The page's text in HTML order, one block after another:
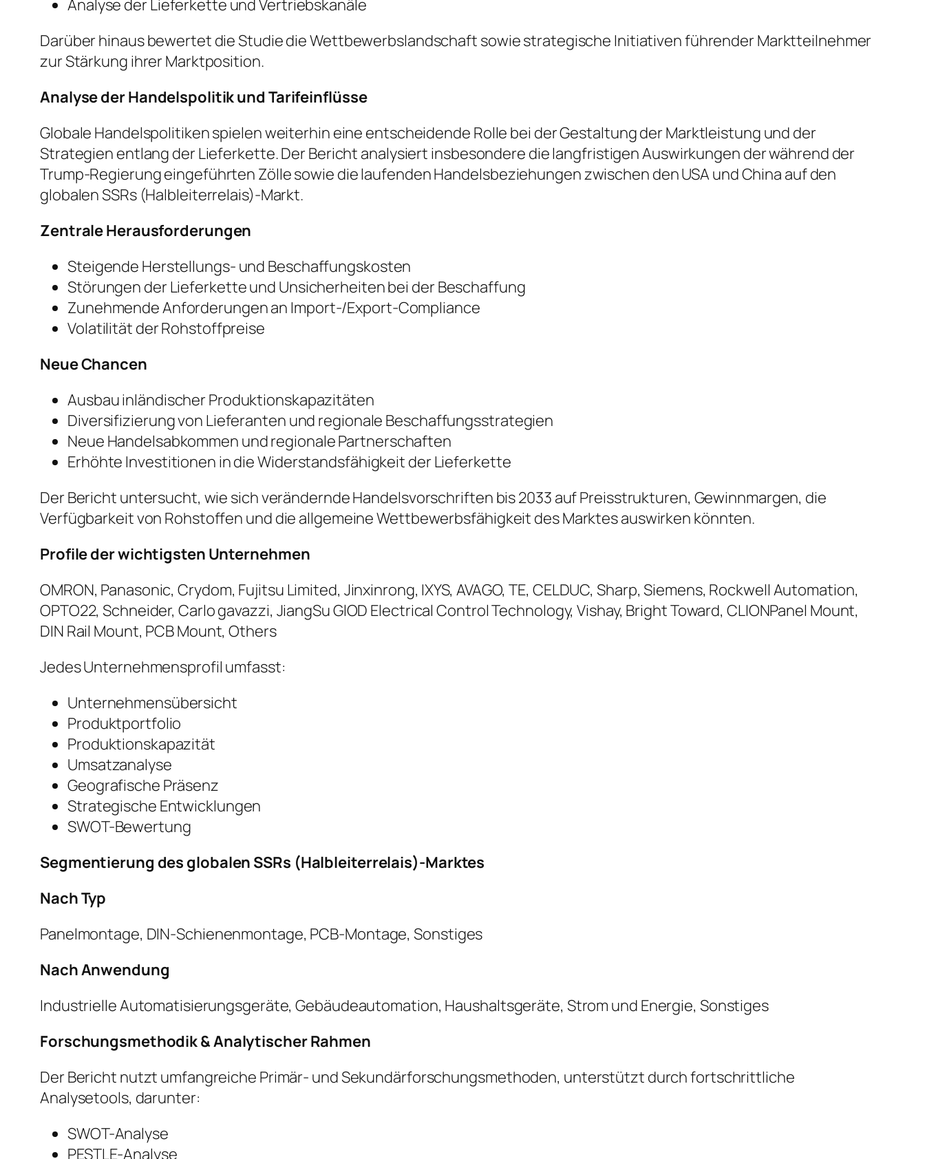
Analyse der Lieferkette und Vertriebskanäle
Darüber hinaus bewertet die Studie die Wettbewerbslandschaft sowie strategische Initiativen führender Marktteilnehmer
zur Stärkung ihrer Marktposition.
Analyse der Handelspolitik und Tarifeinflüsse
Globale Handelspolitiken spielen weiterhin eine entscheidende Rolle bei der Gestaltung der Marktleistung und der
Strategien entlang der Lieferkette. Der Bericht analysiert insbesondere die langfristigen Auswirkungen der während der
Trump-Regierung eingeführten Zölle sowie die laufenden Handelsbeziehungen zwischen den USA und China auf den
globalen SSRs (Halbleiterrelais)-Markt.
Zentrale Herausforderungen
Steigende Herstellungs- und Beschaffungskosten
Störungen der Lieferkette und Unsicherheiten bei der Beschaffung
Zunehmende Anforderungen an Import-/Export-Compliance
Volatilität der Rohstoffpreise
Neue Chancen
Ausbau inländischer Produktionskapazitäten
Diversifizierung von Lieferanten und regionale Beschaffungsstrategien
Neue Handelsabkommen und regionale Partnerschaften
Erhöhte Investitionen in die Widerstandsfähigkeit der Lieferkette
Der Bericht untersucht, wie sich verändernde Handelsvorschriften bis 2033 auf Preisstrukturen, Gewinnmargen, die
Verfügbarkeit von Rohstoffen und die allgemeine Wettbewerbsfähigkeit des Marktes auswirken könnten.
Profile der wichtigsten Unternehmen
OMRON, Panasonic, Crydom, Fujitsu Limited, Jinxinrong, IXYS, AVAGO, TE, CELDUC, Sharp, Siemens, Rockwell Automation,
OPTO22, Schneider, Carlo gavazzi, JiangSu GlOD Electrical Control Technology, Vishay, Bright Toward, CLIONPanel Mount,
DIN Rail Mount, PCB Mount, Others
Jedes Unternehmensprofil umfasst:
Unternehmensübersicht
Produktportfolio
Produktionskapazität
Umsatzanalyse
Geografische Präsenz
Strategische Entwicklungen
SWOT-Bewertung
Segmentierung des globalen SSRs (Halbleiterrelais)-Marktes
Nach Typ
Panelmontage, DIN-Schienenmontage, PCB-Montage, Sonstiges
Nach Anwendung
Industrielle Automatisierungsgeräte, Gebäudeautomation, Haushaltsgeräte, Strom und Energie, Sonstiges
Forschungsmethodik & Analytischer Rahmen
Der Bericht nutzt umfangreiche Primär- und Sekundärforschungsmethoden, unterstützt durch fortschrittliche
Analysetools, darunter:
SWOT-Analyse
PESTLE-Analyse